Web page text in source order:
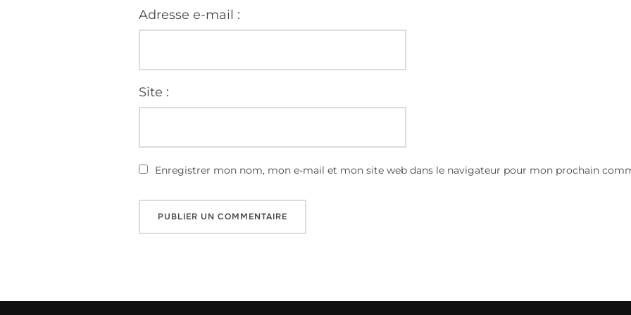
Adresse e-mail :
Site :
Enregistrer mon nom, mon e-mail et mon site web dans le navigateur pour mon prochain